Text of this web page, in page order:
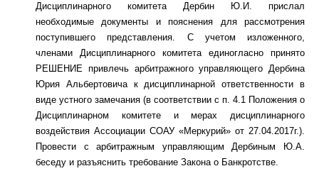
Дисциплинарного комитета Дербин Ю.И. прислал
необходимые документы и пояснения для рассмотрения
поступившего представления. С учетом изложенного,
членами Дисциплинарного комитета единогласно принято
РЕШЕНИЕ привлечь арбитражного управляющего Дербина
Юрия Альбертовича к дисциплинарной ответственности в
виде устного замечания (в соответствии с п. 4.1 Положения о
Дисциплинарном комитете и мерах дисциплинарного
воздействия Ассоциации СОАУ «Меркурий» от 27.04.2017г.).
Провести с арбитражным управляющим Дербиным Ю.А.
беседу и разъяснить требование Закона о Банкротстве.